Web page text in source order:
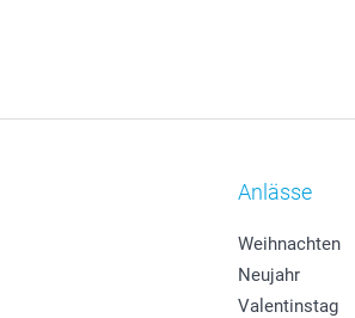
Anlässe
Weihnachten
Neujahr
Valentinstag